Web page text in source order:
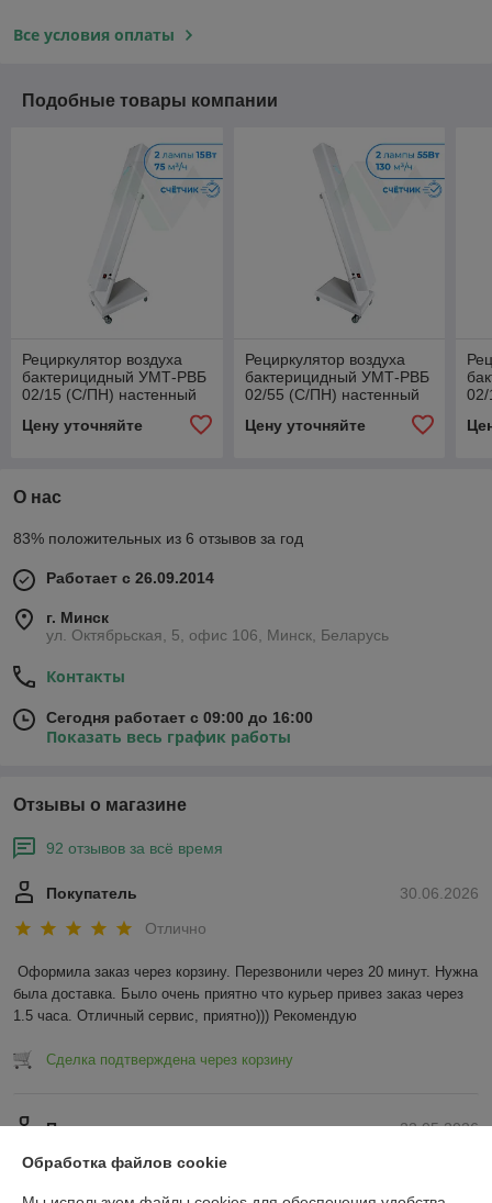
Все условия оплаты
Подобные товары компании
Рециркулятор воздуха
бактерицидный УМТ-РВБ
02/15 (С/ПН) настенный
счетчиком
Цену уточняйте
Рециркулятор воздуха
бактерицидный УМТ-РВБ
02/55 (С/ПН) настенный
счетчиком
Цену уточняйте
О нас
83% положительных из 6 отзывов за год
Работает с 26.09.2014
г. Минск
ул. Октябрьская, 5, офис 106, Минск, Беларусь
Контакты
Сегодня работает с 09:00 до 16:00
Показать весь график работы
Отзывы о магазине
92 отзывов за всё время
30.06.2026
Покупатель
Отлично
Оформила заказ через корзину. Перезвонили через 20 минут. Нужна
была доставка. Было очень приятно что курьер привез заказ через
1.5 часа. Отличный сервис, приятно))) Рекомендую
Сделка подтверждена через корзину
22.05.2026
Покупатель
Отлично
Обработка файлов cookie